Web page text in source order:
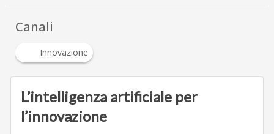
Canali
Innovazione
L’intelligenza artificiale per
l’innovazione